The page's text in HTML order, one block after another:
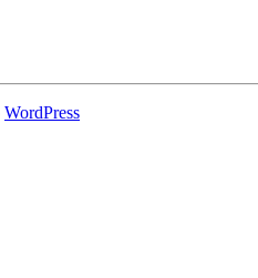
WordPress